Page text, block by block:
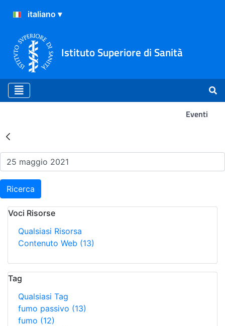
Istituto Superiore di Sanità
Eventi
Risultati della Ricerca -
Ricerca
Voci Risorse
Qualsiasi Risorsa
Contenuto Web (13)
Tag
Qualsiasi Tag
fumo passivo (13)
fumo (12)